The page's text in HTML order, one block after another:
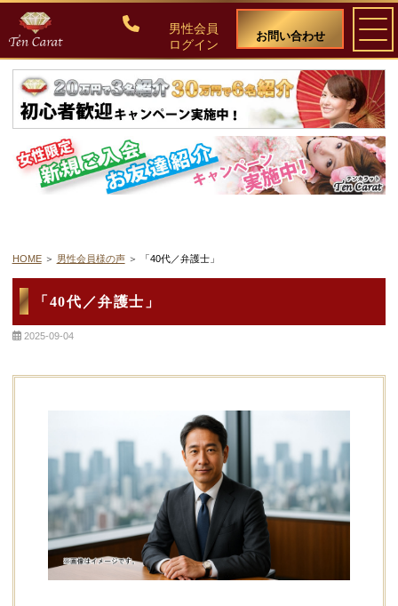
男性会員
ログイン
お問い合わせ
ご入会について
料金・入会案内
会員比率『１：１０』にこだわる理由
50代・60代のための後悔しない選び方
デートまでの流れ
アフィリエイトをご検討の皆様へ。
HOME 男性会員様の声 「40代／弁護士」
「40代／弁護士」
2025-09-04